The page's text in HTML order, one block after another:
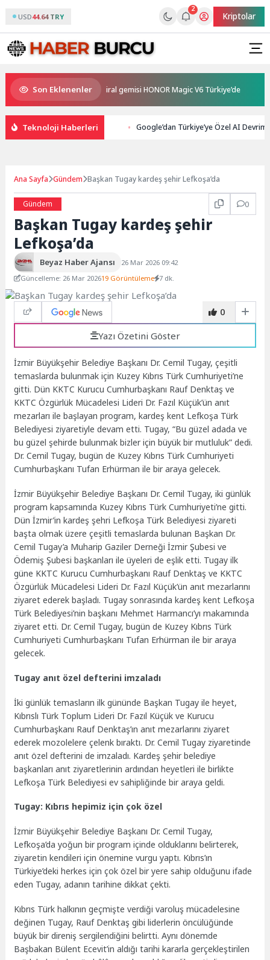
USD44.64 TRY
2
Kriptolar
Son Eklenenler
en güçlü katlanabilir amiral gemisi HONOR Magic V6 Türkiye’de
Teknoloji Haberleri Google’dan Türkiye’ye Özel AI
Ana Sayfa Gündem Başkan Tugay kardeş şehir Lefkoşa’da
Gündem 0
Başkan Tugay kardeş şehir
Lefkoşa’da
Beyaz Haber Ajansı
26 Mar 2026 09:42
Güncelleme: 26 Mar 202619 Görüntüleme 7 dk.
0
Yazı Özetini Göster
İzmir Büyükşehir Belediye Başkanı Dr. Cemil Tugay, çeşitli
temaslarda bulunmak için Kuzey Kıbrıs Türk Cumhuriyeti’ne
gitti. Dün KKTC Kurucu Cumhurbaşkanı Rauf Denktaş ve
KKTC Özgürlük Mücadelesi Lideri Dr. Fazıl Küçük’ün anıt
mezarları ile başlayan program, kardeş kent Lefkoşa Türk
Belediyesi ziyaretiyle devam etti. Tugay, “Bu güzel adada ve
bu güzel şehirde bulunmak bizler için büyük bir mutluluk” dedi.
Dr. Cemil Tugay, bugün de Kuzey Kıbrıs Türk Cumhuriyeti
Cumhurbaşkanı Tufan Erhürman ile bir araya gelecek.
İzmir Büyükşehir Belediye Başkanı Dr. Cemil Tugay, iki günlük
program kapsamında Kuzey Kıbrıs Türk Cumhuriyeti’ne gitti.
Dün İzmir’in kardeş şehri Lefkoşa Türk Belediyesi ziyareti
başta olmak üzere çeşitli temaslarda bulunan Başkan Dr.
Cemil Tugay’a Muharip Gaziler Derneği İzmir Şubesi ve
Ödemiş Şubesi başkanları ile üyeleri de eşlik etti. Tugay ilk
güne KKTC Kurucu Cumhurbaşkanı Rauf Denktaş ve KKTC
Özgürlük Mücadelesi Lideri Dr. Fazıl Küçük’ün anıt mezarlarını
ziyaret ederek başladı. Tugay sonrasında kardeş kent Lefkoşa
Türk Belediyesi’nin başkanı Mehmet Harmancı’yı makamında
ziyaret etti. Dr. Cemil Tugay, bugün de Kuzey Kıbrıs Türk
Cumhuriyeti Cumhurbaşkanı Tufan Erhürman ile bir araya
gelecek.
Tugay anıt özel defterini imzaladı
İki günlük temasların ilk gününde Başkan Tugay ile heyet,
Kıbrıslı Türk Toplum Lideri Dr. Fazıl Küçük ve Kurucu
Cumhurbaşkanı Rauf Denktaş’ın anıt mezarlarını ziyaret
ederek mozolelere çelenk bıraktı. Dr. Cemil Tugay ziyaretinde
anıt özel defterini de imzaladı. Kardeş şehir belediye
başkanları anıt ziyaretlerinin ardından heyetleri ile birlikte
Lefkoşa Türk Belediyesi ev sahipliğinde bir araya geldi.
Tugay: Kıbrıs hepimiz için çok özel
İzmir Büyükşehir Belediye Başkanı Dr. Cemil Tugay,
Lefkoşa’da yoğun bir program içinde olduklarını belirterek,
ziyaretin kendileri için önemine vurgu yaptı. Kıbrıs’ın
Türkiye’deki herkes için çok özel bir yere sahip olduğunu ifade
eden Tugay, adanın tarihine dikkat çekti.
Kıbrıs Türk halkının geçmişte verdiği varoluş mücadelesine
değinen Tugay, Rauf Denktaş gibi liderlerin öncülüğünde
büyük bir direniş sergilendiğini belirtti. Aynı dönemde
Başbakan Bülent Ecevit’in aldığı tarihi kararla gerçekleştirilen